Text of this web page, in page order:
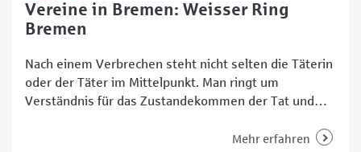
Vereine in Bremen: Weisser Ring
Bremen
Nach einem Verbrechen steht nicht selten die Täterin
oder der Täter im Mittelpunkt. Man ringt um
Verständnis für das Zustandekommen der Tat und
der Strafe den Weg zurück in die Gesellschaft findet.
Mehr erfahren